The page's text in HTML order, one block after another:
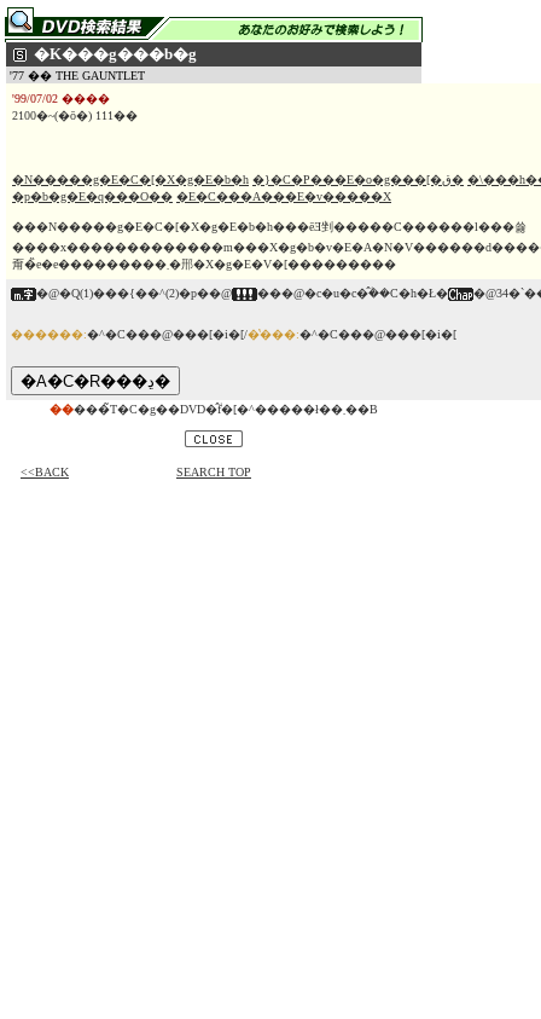
�K���g���b�g
'77 �� THE GAUNTLET
'99/07/02 ����
2100�~(�ō�) 111��
�N�����g�E�C�[�X�g�E�b�h �}�C�P���E�o�g���[�ق�
�p�b�g�E�q���O�� �E�C���A���E�v�����X
���N�����g�E�C�[�X�g�E�b�h���ēƎ剉�����C������l���쑗
甭�̏e�e���������܂�郉�X�g�E�V�[���������
�@�Q(1)���{��^(2)�p��@ ���@�c�u�c�̂݃��C�h�Ł�
������:�^�C���@���[�i�[/�̔���:�^�C���@���[�i�[
�� ���̃T�C�g��DVD�̂݃f�[�^�����ł��܂��B
<<BACK SEARCH TOP